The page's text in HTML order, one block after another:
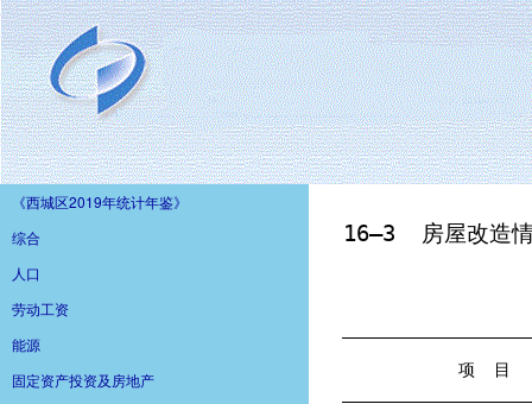
《西城区2019年统计年鉴》
综合
人口
劳动工资
能源
固定资产投资及房地产